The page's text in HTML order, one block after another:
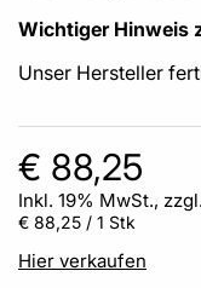
Wichtiger Hinweis
Unser Hersteller
€ 88,25
Inkl. 19% MwSt., zzgl.
€ 88,25 / 1 Stk
Hier verkaufen